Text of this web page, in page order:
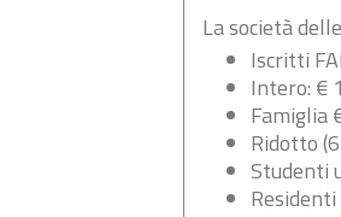
La società
Iscritti
Intero: €
Famiglia
Ridotto
Studenti